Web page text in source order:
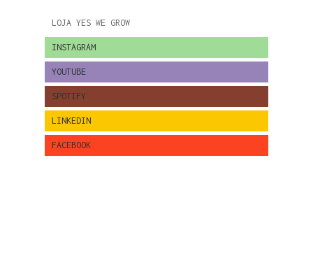
LOJA YES WE GROW
INSTAGRAM
YOUTUBE
SPOTIFY
LINKEDIN
FACEBOOK